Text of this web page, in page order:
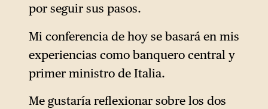
por seguir sus pasos.
Mi conferencia de hoy se basará en mis
experiencias como banquero central y
primer ministro de Italia.
Me gustaría reflexionar sobre los dos